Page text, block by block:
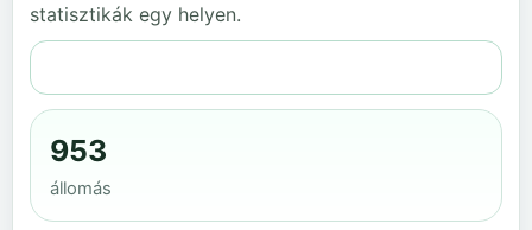
statisztikák egy helyen.
953
állomás